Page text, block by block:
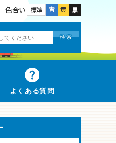
色合い
よくある質問